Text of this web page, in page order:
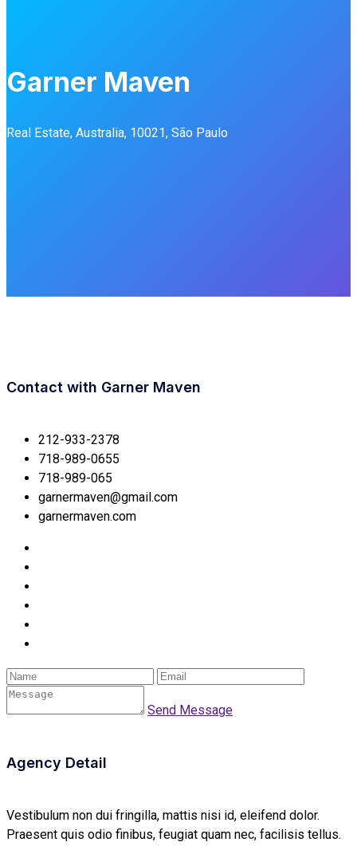
Garner Maven
Real Estate, Australia, 10021, São Paulo
Contact with Garner Maven
212-933-2378
718-989-0655
718-989-065
garnermaven@gmail.com
garnermaven.com
Send Message
Agency Detail
Vestibulum non dui fringilla, mattis nisi id, eleifend dolor.
Praesent quis odio finibus, feugiat quam nec, facilisis tellus.